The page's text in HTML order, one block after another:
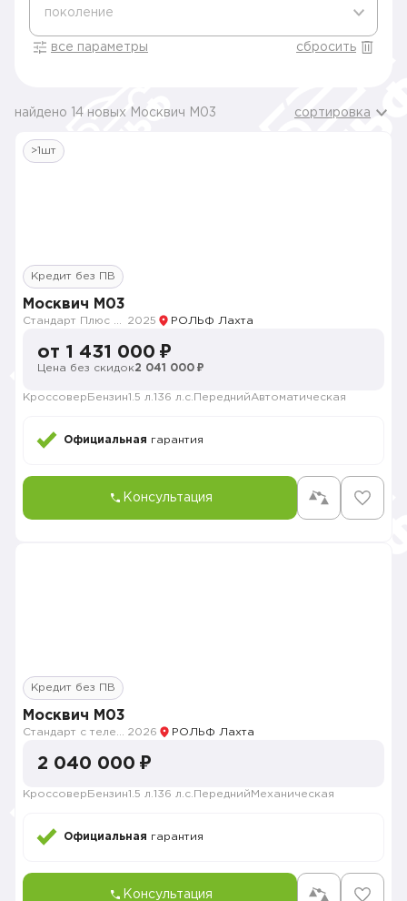
поколение
все параметры сбросить
найдено 14 новых Москвич M03 сортировка
>1шт
Кредит без ПВ
Москвич M03
2025 РОЛЬФ Лахта
от 1 431 000 ₽
Цена без скидок2 041 000 ₽
Кроссовер Бензин1.5 л. 136 л.с. ПереднийАвтоматическая
Официальная гарантия
Консультация
Кредит без ПВ
Москвич M03
2026 РОЛЬФ Лахта
2 040 000 ₽
Кроссовер Бензин1.5 л. 136 л.с. Передний Механическая
Официальная гарантия
Консультация